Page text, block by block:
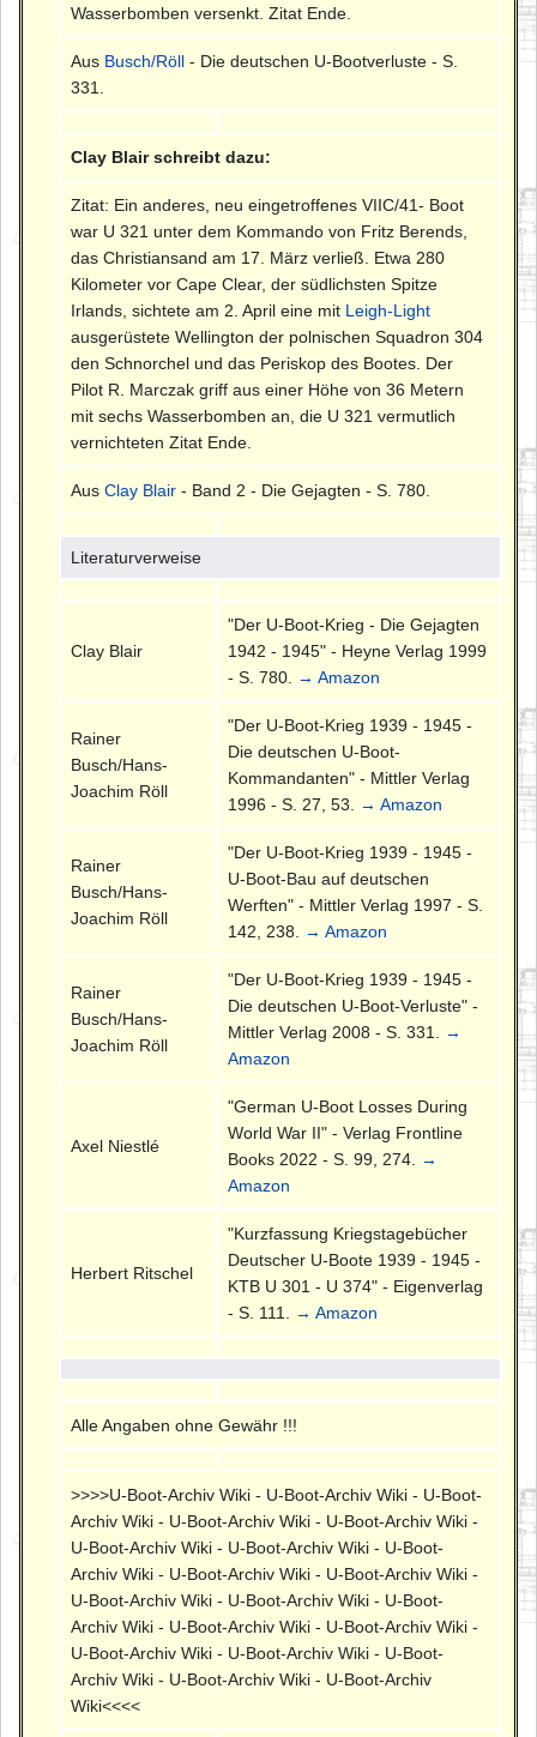
Wasserbomben versenkt. Zitat Ende.
Aus Busch/Röll - Die deutschen U-Bootverluste - S.
331.
Clay Blair schreibt dazu:
Zitat: Ein anderes, neu eingetroffenes VIIC/41- Boot
war U 321 unter dem Kommando von Fritz Berends,
das Christiansand am 17. März verließ. Etwa 280
Kilometer vor Cape Clear, der südlichsten Spitze
Irlands, sichtete am 2. April eine mit Leigh-Light
ausgerüstete Wellington der polnischen Squadron 304
den Schnorchel und das Periskop des Bootes. Der
Pilot R. Marczak griff aus einer Höhe von 36 Metern
mit sechs Wasserbomben an, die U 321 vermutlich
vernichteten Zitat Ende.
AusClay Blair - Band 2 - Die Gejagten - S. 780.
Literaturverweise
Clay Blair
"Der U-Boot-Krieg - Die Gejagten
1942 - 1945" - Heyne Verlag 1999
- S. 780.
→ Amazon
Rainer
Busch/Hans-
Joachim Röll
"Der U-Boot-Krieg 1939 - 1945 -
Die deutschen U-Boot-
Kommandanten" - Mittler Verlag
1996 - S. 27, 53.
→ Amazon
Rainer
Busch/Hans-
Joachim Röll
"Der U-Boot-Krieg 1939 - 1945 -
U-Boot-Bau auf deutschen
Werften" - Mittler Verlag 1997 - S.
142, 238.
→ Amazon
Rainer
Busch/Hans-
Joachim Röll
"Der U-Boot-Krieg 1939 - 1945 -
Die deutschen U-Boot-Verluste" -
Mittler Verlag 2008 - S. 331.
→
Amazon
Axel Niestlé
"German U-Boot Losses During
World War II" - Verlag Frontline
Books 2022 - S. 99, 274.
→
Amazon
Herbert Ritschel
"Kurzfassung Kriegstagebücher
Deutscher U-Boote 1939 - 1945 -
KTB U 301 - U 374" - Eigenverlag
- S. 111.
→ Amazon
Alle Angaben ohne Gewähr !!!
>>>>U-Boot-Archiv Wiki - U-Boot-Archiv Wiki - U-Boot-
Archiv Wiki - U-Boot-Archiv Wiki - U-Boot-Archiv Wiki -
U-Boot-Archiv Wiki - U-Boot-Archiv Wiki - U-Boot-
Archiv Wiki - U-Boot-Archiv Wiki - U-Boot-Archiv Wiki -
U-Boot-Archiv Wiki - U-Boot-Archiv Wiki - U-Boot-
Archiv Wiki - U-Boot-Archiv Wiki - U-Boot-Archiv Wiki -
U-Boot-Archiv Wiki - U-Boot-Archiv Wiki - U-Boot-
Archiv Wiki - U-Boot-Archiv Wiki - U-Boot-Archiv
Wiki<<<<